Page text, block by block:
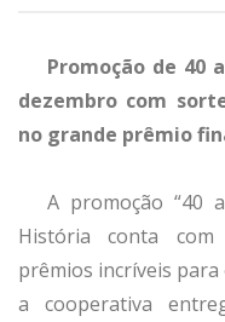
Promoção de 40
dezembro com
no grande prêmio
A promoção “40
História conta
prêmios incríveis
a cooperativa